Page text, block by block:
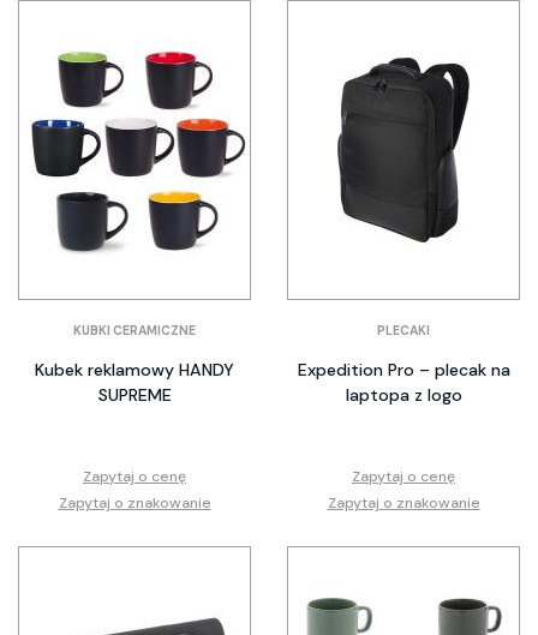
KUBKI CERAMICZNE
Kubek reklamowy HANDY
SUPREME
Zapytaj o cenę
Zapytaj o znakowanie
PLECAKI
Expedition Pro – plecak na
laptopa z logo
Zapytaj o cenę
Zapytaj o znakowanie